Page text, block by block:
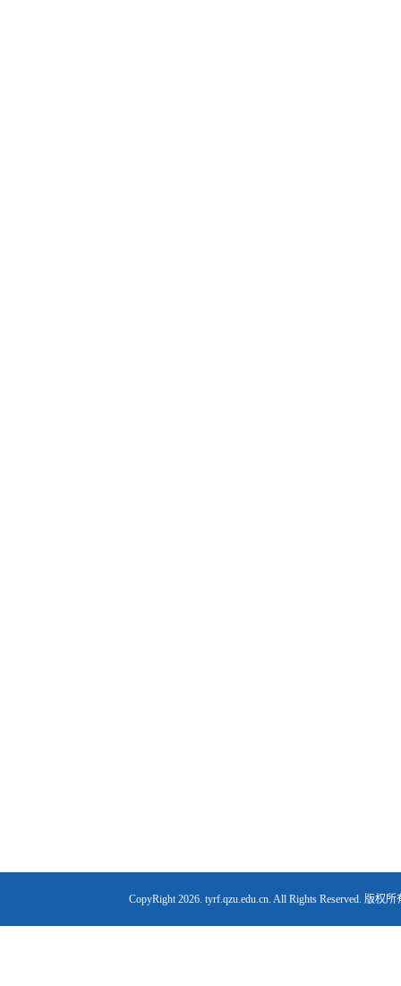
CopyRight2026. tyrf.qzu.edu.cn. All Rights Reserved. 版